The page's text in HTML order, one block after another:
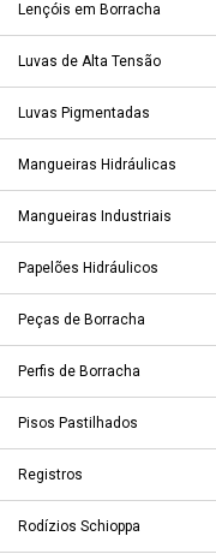
Lençóis em Borracha
Luvas de Alta Tensão
Luvas Pigmentadas
Mangueiras Hidráulicas
Mangueiras Industriais
Papelões Hidráulicos
Peças de Borracha
Perfis de Borracha
Pisos Pastilhados
Registros
Rodízios Schioppa